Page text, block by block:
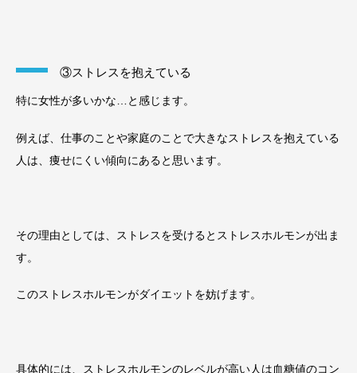
③ストレスを抱えている
特に女性が多いかな…と感じます。
例えば、仕事のことや家庭のことで大きなストレスを抱えている
人は、痩せにくい傾向にあると思います。
その理由としては、ストレスを受けるとストレスホルモンが出ま
す。
このストレスホルモンがダイエットを妨げます。
具体的には、ストレスホルモンのレベルが高い人は血糖値のコン